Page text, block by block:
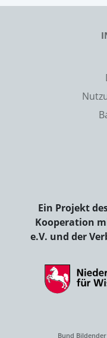
Ein Projekt
Kooperation
e.V. und der
Bund